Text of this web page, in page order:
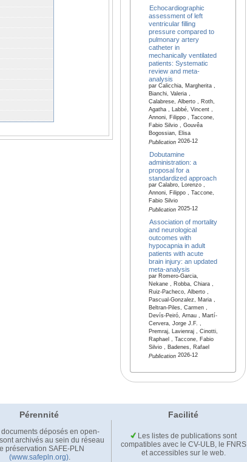
Echocardiographic
assessment of left
ventricular filling
pressure compared to
pulmonary artery
catheter in
mechanically ventilated
patients: Systematic
review and meta-
analysis
par Calicchia, Margherita ,
Bianchi, Valeria ,
Calabrese, Alberto , Roth,
Agatha , Labbé, Vincent ,
Annoni, Filippo , Taccone,
Fabio Silvio , Gouvêa
Bogossian, Elisa
Publication2026-12
Dobutamine
administration: a
proposal for a
standardized approach
par Calabro, Lorenzo ,
Annoni, Filippo , Taccone,
Fabio Silvio
Publication2025-12
Association of mortality
and neurological
outcomes with
hypocapnia in adult
patients with acute
brain injury: an updated
meta-analysis
par Romero-Garcia,
Nekane , Robba, Chiara ,
Ruiz-Pacheco, Alberto ,
Pascual-Gonzalez, Maria ,
Beltran-Piles, Carmen ,
Devís-Peiró, Arnau , Martí-
Cervera, Jorge J.F. ,
Premraj, Lavienraj , Cinotti,
Raphael , Taccone, Fabio
Silvio , Badenes, Rafael
Publication2026-12
Pérennité Facilité
documents déposés en open-
archivés au sein du réseau
préservation SAFE-PLN
(www.safepln.org).
Les listes de publications sont
compatibles avec le CV-ULB, le FNRS
et accessibles sur le web.